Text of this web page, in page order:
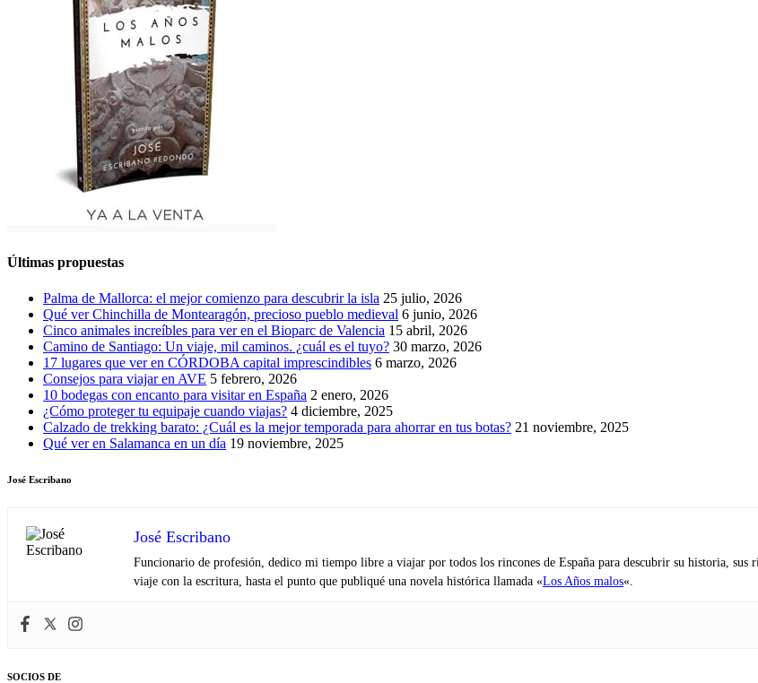
Últimas propuestas
Palma de Mallorca: el mejor comienzo para descubrir la isla 25 julio, 2026
Qué ver Chinchilla de Montearagón, precioso pueblo medieval 6 junio, 2026
Cinco animales increíbles para ver en el Bioparc de Valencia 15 abril, 2026
Camino de Santiago: Un viaje, mil caminos. ¿cuál es el tuyo? 30 marzo, 2026
17 lugares que ver en CÓRDOBA capital imprescindibles 6 marzo, 2026
Consejos para viajar en AVE 5 febrero, 2026
10 bodegas con encanto para visitar en España 2 enero, 2026
¿Cómo proteger tu equipaje cuando viajas? 4 diciembre, 2025
Calzado de trekking barato: ¿Cuál es la mejor temporada para ahorrar en tus botas? 21 noviembre, 2025
Qué ver en Salamanca en un día 19 noviembre, 2025
José Escribano
José Escribano
Funcionario de profesión, dedico mi tiempo libre a viajar por todos los rincones de España para descubrir su historia, sus
viaje con la escritura, hasta el punto que publiqué una novela histórica llamada «Los Años malos«.
SOCIOS DE